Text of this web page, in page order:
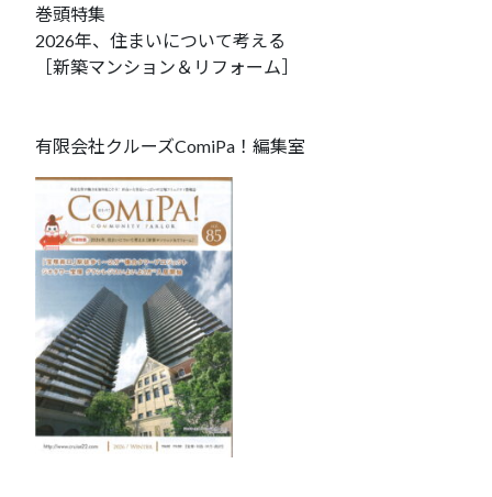
巻頭特集
2026年、住まいについて考える
［新築マンション＆リフォーム］
有限会社クルーズComiPa！編集室